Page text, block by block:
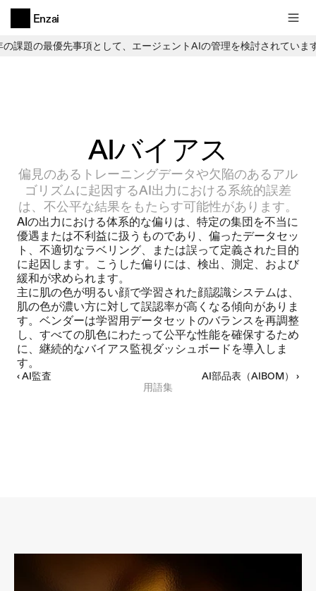
課題の最優先事項として、エージェントAIの管理を検討されていま
Enzai
AIバイアス
偏見のあるトレーニングデータや欠陥のあるアル
ゴリズムに起因するAI出力における系統的誤差
は、不公平な結果をもたらす可能性があります。
AIの出力における体系的な偏りは、特定の集団を不当に
優遇または不利益に扱うものであり、偏ったデータセッ
ト、不適切なラベリング、または誤って定義された目的
に起因します。こうした偏りには、検出、測定、および
緩和が求められます。
主に肌の色が明るい顔で学習された顔認識システムは、
肌の色が濃い方に対して誤認率が高くなる傾向がありま
す。ベンダーは学習用データセットのバランスを再調整
し、すべての肌色にわたって公平な性能を確保するため
に、継続的なバイアス監視ダッシュボードを導入しま
す。
‹ AI監査 AI部品表（AIBOM） ›
用語集